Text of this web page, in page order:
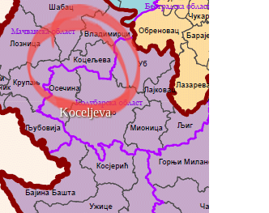
Koceljeva